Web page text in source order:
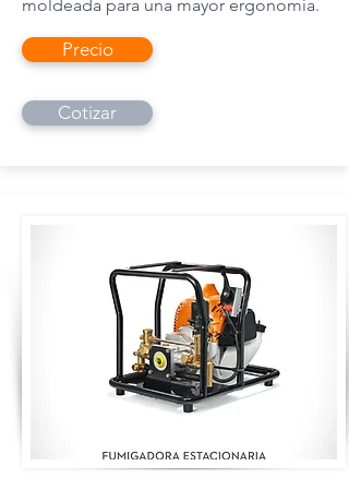
moldeada para una mayor ergonomía.
Precio
Cotizar